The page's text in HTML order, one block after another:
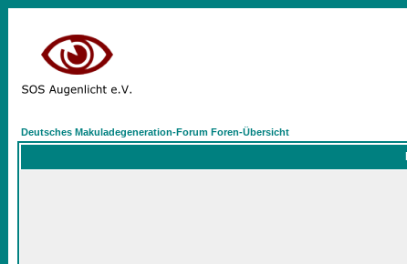
Deutsches Makuladegeneration-Forum Foren-Übersicht